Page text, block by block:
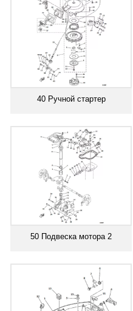
40 Ручной стартер
50 Подвеска мотора 2